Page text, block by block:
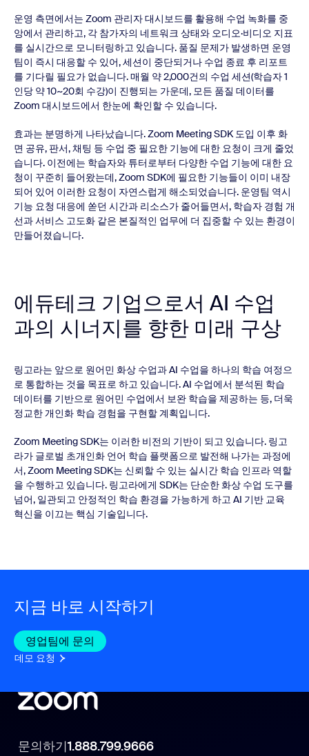
운영 측면에서는 Zoom 관리자 대시보드를 활용해 수업 녹화를 중
앙에서 관리하고, 각 참가자의 네트워크 상태와 오디오·비디오 지표
를 실시간으로 모니터링하고 있습니다. 품질 문제가 발생하면 운영
팀이 즉시 대응할 수 있어, 세션이 중단되거나 수업 종료 후 리포트
를 기다릴 필요가 없습니다. 매월 약 2,000건의 수업 세션(학습자 1
인당 약 10~20회 수강)이 진행되는 가운데, 모든 품질 데이터를
Zoom 대시보드에서 한눈에 확인할 수 있습니다.
효과는 분명하게 나타났습니다. Zoom Meeting SDK 도입 이후 화
면 공유, 판서, 채팅 등 수업 중 필요한 기능에 대한 요청이 크게 줄었
습니다. 이전에는 학습자와 튜터로부터 다양한 수업 기능에 대한 요
청이 꾸준히 들어왔는데, Zoom SDK에 필요한 기능들이 이미 내장
되어 있어 이러한 요청이 자연스럽게 해소되었습니다. 운영팀 역시
기능 요청 대응에 쏟던 시간과 리소스가 줄어들면서, 학습자 경험 개
선과 서비스 고도화 같은 본질적인 업무에 더 집중할 수 있는 환경이
만들어졌습니다.
에듀테크 기업으로서 AI 수업
과의 시너지를 향한 미래 구상
링고라는 앞으로 원어민 화상 수업과 AI 수업을 하나의 학습 여정으
로 통합하는 것을 목표로 하고 있습니다. AI 수업에서 분석된 학습
데이터를 기반으로 원어민 수업에서 보완 학습을 제공하는 등, 더욱
정교한 개인화 학습 경험을 구현할 계획입니다.
Zoom Meeting SDK는 이러한 비전의 기반이 되고 있습니다. 링고
라가 글로벌 초개인화 언어 학습 플랫폼으로 발전해 나가는 과정에
서, Zoom Meeting SDK는 신뢰할 수 있는 실시간 학습 인프라 역할
을 수행하고 있습니다. 링고라에게 SDK는 단순한 화상 수업 도구를
넘어, 일관되고 안정적인 학습 환경을 가능하게 하고 AI 기반 교육
혁신을 이끄는 핵심 기술입니다.
지금 바로 시작하기
영업팀에 문의 영업팀에 문의
데모 요청 데모 요청
문의하기1.888.799.9666